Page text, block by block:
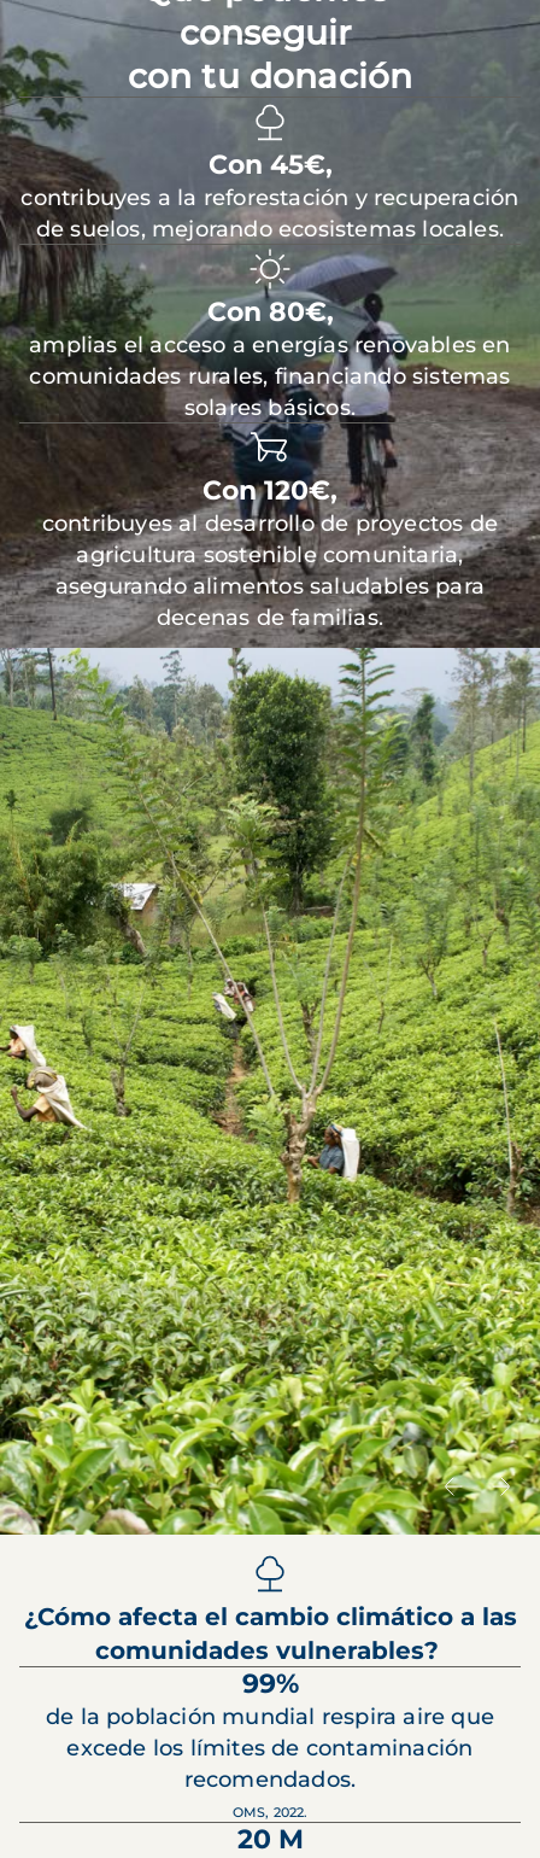
conseguir
con tu donación
Con 45€,
contribuyes a la reforestación y recuperación
de suelos, mejorando ecosistemas locales.
Con 80€,
amplias el acceso a energías renovables en
comunidades rurales, financiando sistemas
solares básicos.
Con 120€,
contribuyes al desarrollo de proyectos de
agricultura sostenible comunitaria,
asegurando alimentos saludables para
decenas de familias.
¿Cómo afecta el cambio climático a las
comunidades vulnerables?
99%
de la población mundial respira aire que
excede los límites de contaminación
recomendados.
OMS, 2022.
20 M